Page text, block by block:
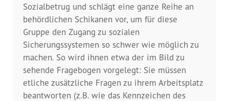
Wissenswertes
Publikationen
Mediathek
Plakate
Sozialbetrug und schlägt eine ganze Reihe an
behördlichen Schikanen vor, um für diese
Gruppe den Zugang zu sozialen
Sicherungssystemen so schwer wie möglich zu
machen. So wird ihnen etwa der im Bild zu
sehende Fragebogen vorgelegt: Sie müssen
etliche zusätzliche Fragen zu ihrem Arbeitsplatz
beantworten (z.B. wie das Kennzeichen des